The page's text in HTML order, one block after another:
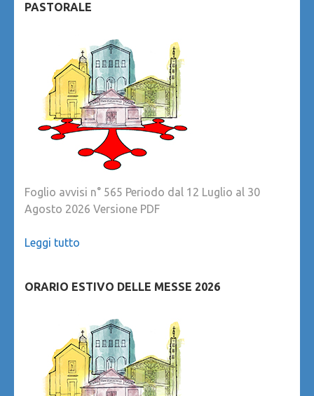
PASTORALE
Foglio avvisi n° 565 Periodo dal 12 Luglio al 30
Agosto 2026 Versione PDF
Leggi tutto
ORARIO ESTIVO DELLE MESSE 2026